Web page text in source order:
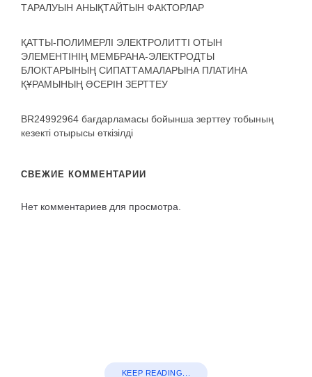
ТАРАЛУЫН АНЫҚТАЙТЫН ФАКТОРЛАР
ҚАТТЫ-ПОЛИМЕРЛІ ЭЛЕКТРОЛИТТІ ОТЫН
ЭЛЕМЕНТІНІҢ МЕМБРАНА-ЭЛЕКТРОДТЫ
БЛОКТАРЫНЫҢ СИПАТТАМАЛАРЫНА ПЛАТИНА
ҚҰРАМЫНЫҢ ӘСЕРІН ЗЕРТТЕУ
BR24992964 бағдарламасы бойынша зерттеу тобының
кезекті отырысы өткізілді
СВЕЖИЕ КОММЕНТАРИИ
Нет комментариев для просмотра.
KEEP READING...